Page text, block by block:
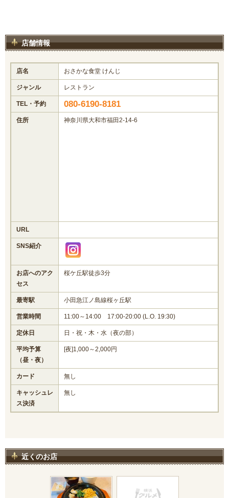
店舗情報
店名 おさかな食堂 けんじ
ジャンル レストラン
TEL・予約 080-6190-8181
住所 神奈川県大和市福田2-14-6
URL
SNS紹介
お店へのアク
セス
桜ケ丘駅徒歩3分
最寄駅 小田急江ノ島線桜ヶ丘駅
営業時間 11:00～14:00 17:00-20:00 (L.O. 19:30)
定休日 日・祝・木・水（夜の部）
平均予算
（昼・夜）
[夜]1,000～2,000円
カード 無し
キャッシュレ
ス決済
無し
近くのお店